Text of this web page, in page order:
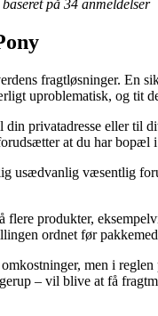
på 34 anmeldelser
fragtløsninger. En
uproblematisk, og tit
privatadresse eller til
at du har bopæl
usædvanlig væsentlig
flere produkter,
ordnet før
men i
– vil blive at få